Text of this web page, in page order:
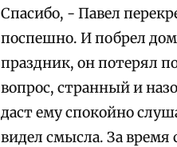
Спасибо, - Павел
поспешно. И побрел
праздник, он потерял
вопрос, странный и
даст ему спокойно
видел смысла. За время